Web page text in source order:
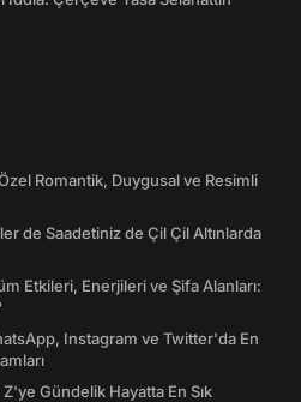
Romantik, Duygusal ve Resimli
de Saadetiniz de Çil Çil Altınlarda
Etkileri, Enerjileri ve Şifa Alanları:
Instagram ve Twitter'da En
Gündelik Hayatta En Sık